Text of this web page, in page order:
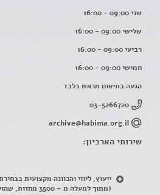
שני 09:00 - 16:00
שלישי 09:00 - 16:00
רביעי 09:00 - 16:00
חמישי 09:00 - 16:00
הגעה בתיאום מראש בלבד
03-5266720
archive@habima.org.il
שירותי הארכיון:
ייעוץ, ליווי והכוונה מקצועית
(מתוך למעלה מ –